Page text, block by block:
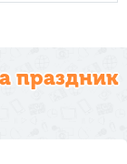
праздник